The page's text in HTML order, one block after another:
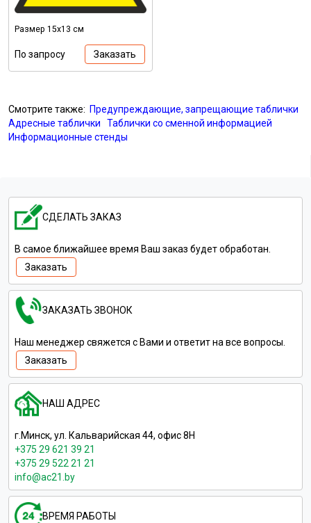
Размер 15х13 см
По запросу Заказать
Смотрите также: Предупреждающие, запрещающие таблички
Адресные таблички
Таблички со сменной информацией
Информационные стенды
СДЕЛАТЬ ЗАКАЗ
В самое ближайшее время Ваш заказ будет обработан.
Заказать
ЗАКАЗАТЬ ЗВОНОК
Наш менеджер свяжется с Вами и ответит на все вопросы.
Заказать
НАШ АДРЕС
г.Минск, ул. Кальварийская 44, офис 8Н
+375 29 621 39 21
+375 29 522 21 21
info@ac21.by
ВРЕМЯ РАБОТЫ